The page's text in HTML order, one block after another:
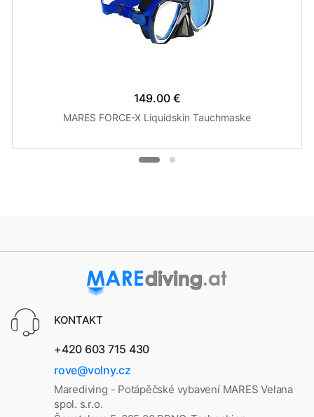
149.00 €
MARES FORCE-X Liquidskin Tauchmaske
KONTAKT
+420 603 715 430
rove@volny.cz
Marediving - Potápěčské vybavení MARES Velana
spol. s.r.o.